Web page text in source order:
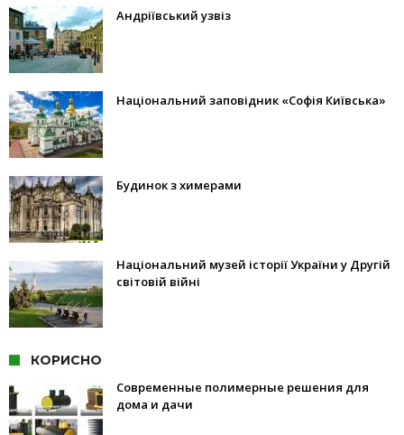
Андріївський узвіз
Національний заповідник «Софія Київська»
Будинок з химерами
Національний музей історії України у Другій
світовій війні
КОРИСНО
Современные полимерные решения для
дома и дачи